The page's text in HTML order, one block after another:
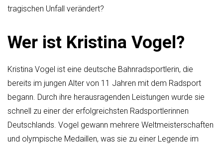
tragischen Unfall verändert?
Wer ist Kristina Vogel?
Kristina Vogel ist eine deutsche Bahnradsportlerin, die
bereits im jungen Alter von 11 Jahren mit dem Radsport
begann. Durch ihre herausragenden Leistungen wurde sie
schnell zu einer der erfolgreichsten Radsportlerinnen
Deutschlands. Vogel gewann mehrere Weltmeisterschaften
und olympische Medaillen, was sie zu einer Legende im